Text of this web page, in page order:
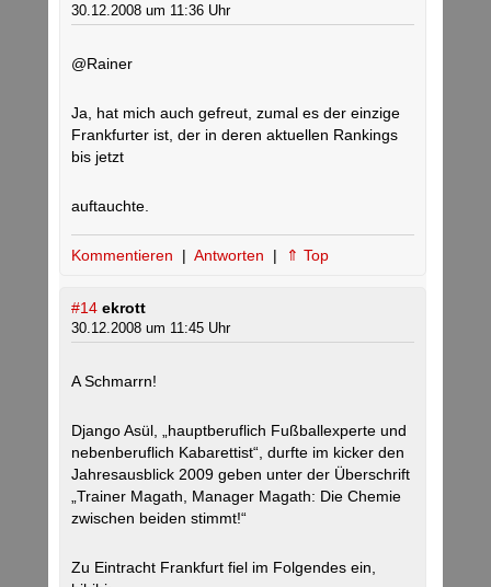
30.12.2008 um 11:36 Uhr
@Rainer
Ja, hat mich auch gefreut, zumal es der einzige
Frankfurter ist, der in deren aktuellen Rankings
bis jetzt
auftauchte.
Kommentieren | Antworten | ⇑ Top
#14 ekrott
30.12.2008 um 11:45 Uhr
A Schmarrn!
Django Asül, „hauptberuflich Fußballexperte und
nebenberuflich Kabarettist“, durfte im kicker den
Jahresausblick 2009 geben unter der Überschrift
„Trainer Magath, Manager Magath: Die Chemie
zwischen beiden stimmt!“
Zu Eintracht Frankfurt fiel im Folgendes ein,